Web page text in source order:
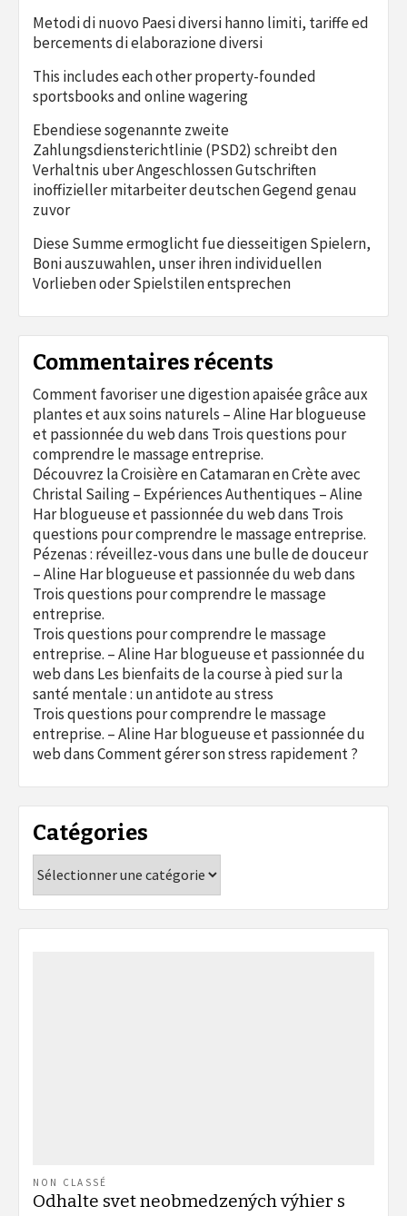
Metodi di nuovo Paesi diversi hanno limiti, tariffe ed
bercements di elaborazione diversi
This includes each other property-founded
sportsbooks and online wagering
Ebendiese sogenannte zweite
Zahlungsdiensterichtlinie (PSD2) schreibt den
Verhaltnis uber Angeschlossen Gutschriften
inoffizieller mitarbeiter deutschen Gegend genau
zuvor
Diese Summe ermoglicht fue diesseitigen Spielern,
Boni auszuwahlen, unser ihren individuellen
Vorlieben oder Spielstilen entsprechen
Commentaires récents
Comment favoriser une digestion apaisée grâce aux
plantes et aux soins naturels – Aline Har blogueuse
et passionnée du webdans Trois questions pour
comprendre le massage entreprise.
Découvrez la Croisière en Catamaran en Crète avec
Christal Sailing – Expériences Authentiques – Aline
Har blogueuse et passionnée du webdans Trois
questions pour comprendre le massage entreprise.
Pézenas : réveillez-vous dans une bulle de douceur
– Aline Har blogueuse et passionnée du webdans
Trois questions pour comprendre le massage
entreprise.
Trois questions pour comprendre le massage
entreprise. – Aline Har blogueuse et passionnée du
webdans Les bienfaits de la course à pied sur la
santé mentale : un antidote au stress
Trois questions pour comprendre le massage
entreprise. – Aline Har blogueuse et passionnée du
webdansComment gérer son stress rapidement ?
Catégories
NON CLASSÉ
Odhalte svet neobmedzených výhier s